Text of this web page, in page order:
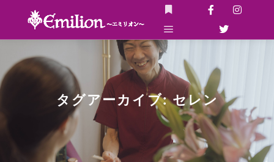
詳細
メインメニュー
タグアーカイブ:セレン